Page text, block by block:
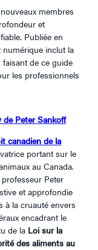
membres
et
Publiée en
numérique inclut la
faisant de ce guide
les professionnels
Peter Sankoff
canadien de la
portant sur le
au Canada.
Peter
et approfondie
à la cruauté envers
encadrant le
de la Loi sur la
des aliments au